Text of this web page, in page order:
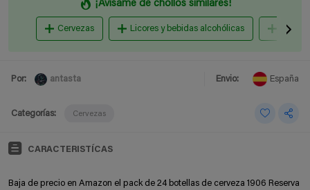
¡Avisame de chollos similares!
Cervezas Licores y bebidas alcohólicas
Por: antasta Envio: España
Categorías: Cervezas
CARACTERISTÍCAS
Baja de precio en Amazon el pack de 24 botellas de cerveza 1906 Reserva